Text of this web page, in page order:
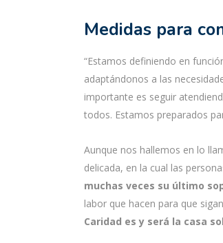
Medidas para
“Estamos definiendo en
adaptándonos a las
importante es seguir
todos. Estamos preparados
Aunque nos hallemos en lo
delicada, en la cual las
muchas veces su último
labor que hacen para que
Caridad es y será la casa